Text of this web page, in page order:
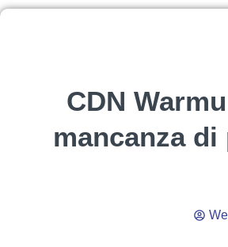
CDN
mancanza